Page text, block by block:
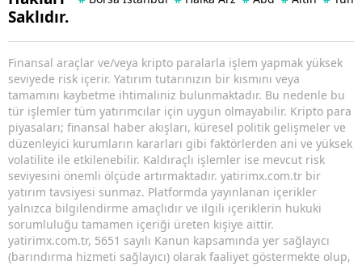
Saklıdır.
Finansal araçlar ve/veya kripto paralarla işlem yapmak yüksek
seviyede risk içerir. Yatırım tutarınızın bir kısmını veya
tamamını kaybetme ihtimaliniz bulunmaktadır. Bu nedenle bu
tür işlemler tüm yatırımcılar için uygun olmayabilir. Kripto para
piyasaları; finansal haber akışları, küresel politik gelişmeler ve
düzenleyici kurumların kararları gibi faktörlerden ani ve yüksek
volatilite ile etkilenebilir. Kaldıraçlı işlemler ise mevcut risk
seviyesini önemli ölçüde artırmaktadır. yatirimx.com.tr bir
yatırım tavsiyesi sunmaz. Platformda yayınlanan içerikler
yalnızca bilgilendirme amaçlıdır ve ilgili içeriklerin hukuki
sorumluluğu tamamen içeriği üreten kişiye aittir.
yatirimx.com.tr, 5651 sayılı Kanun kapsamında yer sağlayıcı
(barındırma hizmeti sağlayıcı) olarak faaliyet göstermekte olup,